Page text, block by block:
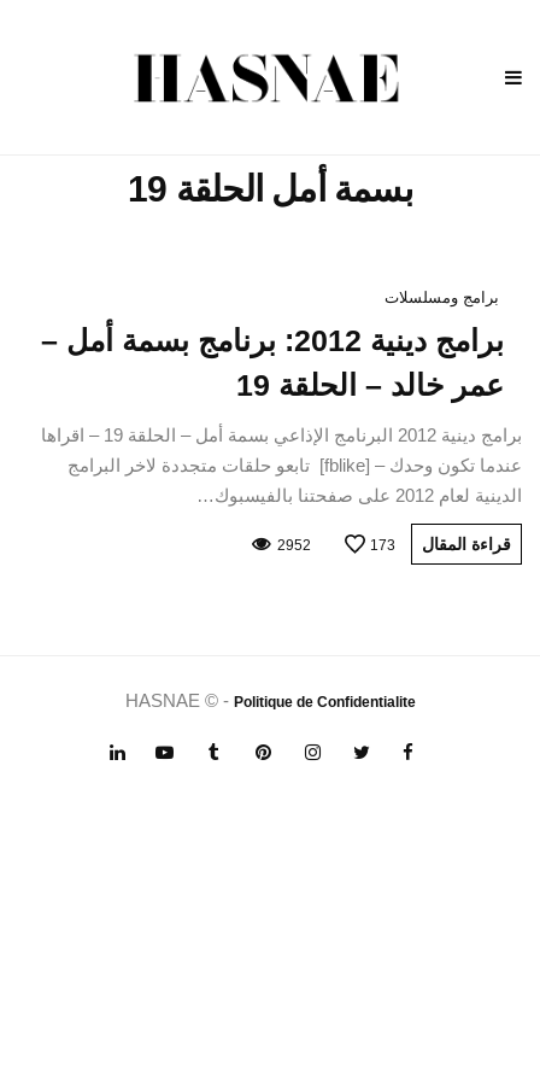
بسمة أمل الحلقة 19
برامج ومسلسلات
برامج دينية 2012: برنامج بسمة أمل –
عمر خالد – الحلقة 19
برامج دينية 2012 البرنامج الإذاعي بسمة أمل – الحلقة 19 – اقراها
عندما تكون وحدك – [fblike] تابعو حلقات متجددة لاخر البرامج
الدينية لعام 2012 على صفحتنا بالفيسبوك…
قراءة المقال 173
2952
HASNAE © - Politique de Confidentialite